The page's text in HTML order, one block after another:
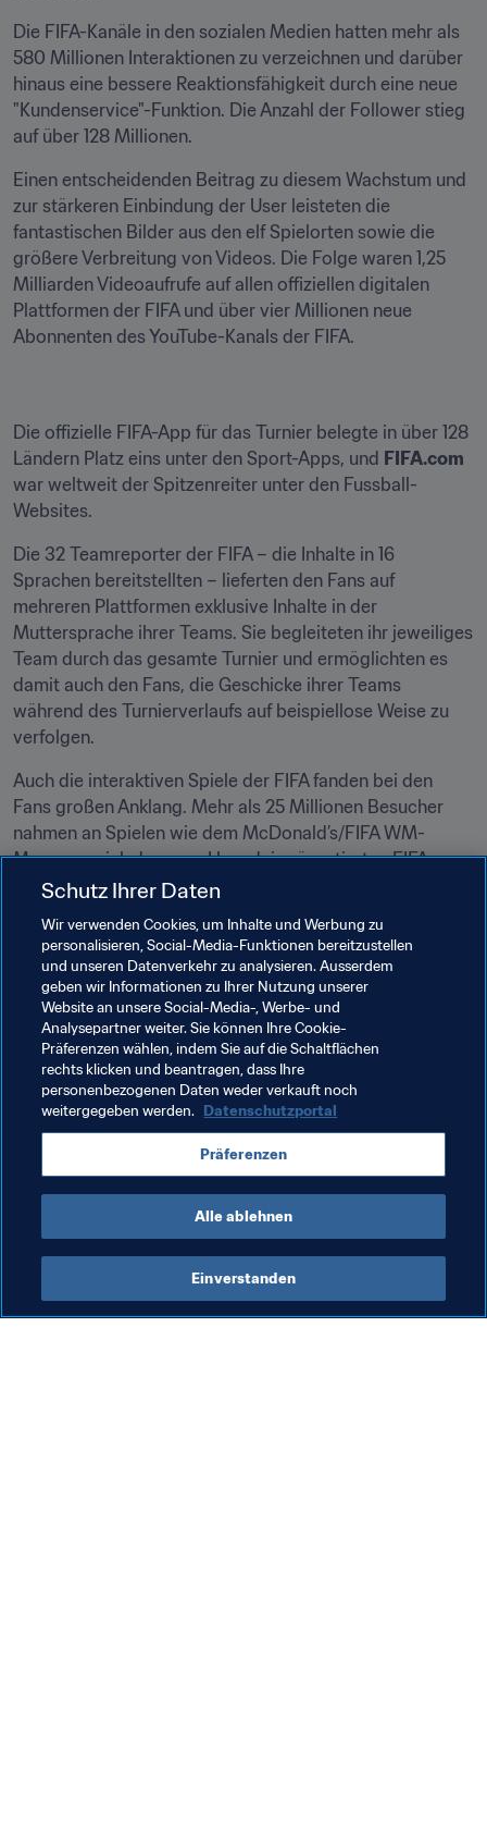
Die FIFA-Kanäle in den sozialen Medien hatten mehr als
580 Millionen Interaktionen zu verzeichnen und darüber
hinaus eine bessere Reaktionsfähigkeit durch eine neue
"Kundenservice"-Funktion. Die Anzahl der Follower stieg
auf über 128 Millionen.
Einen entscheidenden Beitrag zu diesem Wachstum und
zur stärkeren Einbindung der User leisteten die
fantastischen Bilder aus den elf Spielorten sowie die
größere Verbreitung von Videos. Die Folge waren 1,25
Milliarden Videoaufrufe auf allen offiziellen digitalen
Plattformen der FIFA und über vier Millionen neue
Abonnenten des YouTube-Kanals der FIFA.
Die offizielle FIFA-App für das Turnier belegte in über 128
Ländern Platz eins unter den Sport-Apps, und FIFA.com
war weltweit der Spitzenreiter unter den Fussball-
Websites.
Die 32 Teamreporter der FIFA – die Inhalte in 16
Sprachen bereitstellten – lieferten den Fans auf
mehreren Plattformen exklusive Inhalte in der
Muttersprache ihrer Teams. Sie begleiteten ihr jeweiliges
Team durch das gesamte Turnier und ermöglichten es
damit auch den Fans, die Geschicke ihrer Teams
während des Turnierverlaufs auf beispiellose Weise zu
verfolgen.
Auch die interaktiven Spiele der FIFA fanden bei den
Fans großen Anklang. Mehr als 25 Millionen Besucher
nahmen an Spielen wie dem McDonald’s/FIFA WM-
Managerspiel, dem von Hyundai präsentierten FIFA
WM™-Tippspiel sowie dem von Coca-Cola präsentierten
Darüber hinaus dehnte die FIFA ihre Berichterstattung
auf weitere Zielgruppen aus, und zwar über den
offiziellen russischen VKontakte-Account – der während
des Turniers mehr als eine Million Follower zu
verzeichnen hatte – sowie auf Fans in China über Weibo
und WeChat.
Wenn Sie uns helfen möchten, unsere digitalen Inhalte
noch besser auf Ihre zukünftigen Bedürfnisse
abzustimmen, würden wir uns freuen, wenn Sie an dieser
teilnehmen.
Schutz Ihrer Daten
Wir verwenden Cookies, um Inhalte und Werbung zu
personalisieren, Social-Media-Funktionen bereitzustellen
und unseren Datenverkehr zu analysieren. Ausserdem
geben wir Informationen zu Ihrer Nutzung unserer
Website an unsere Social-Media-, Werbe- und
Analysepartner weiter. Sie können Ihre Cookie-
Präferenzen wählen, indem Sie auf die Schaltflächen
rechts klicken und beantragen, dass Ihre
personenbezogenen Daten weder verkauft noch
weitergegeben werden. Datenschutzportal
Präferenzen
Alle ablehnen
Einverstanden